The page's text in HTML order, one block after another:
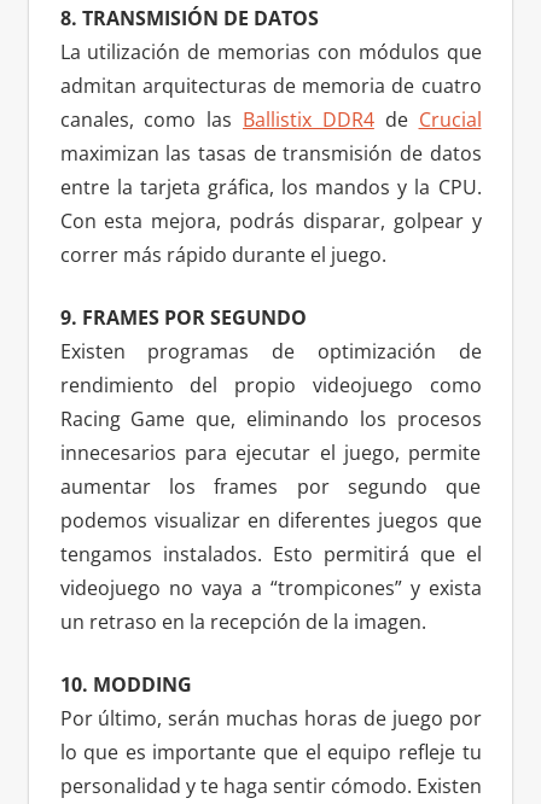
8. TRANSMISIÓN DE DATOS
La utilización de memorias con módulos que
admitan arquitecturas de memoria de cuatro
canales, como las Ballistix DDR4de Crucial
maximizan las tasas de transmisión de datos
entre la tarjeta gráfica, los mandos y la CPU.
Con esta mejora, podrás disparar, golpear y
correr más rápido durante el juego.
9. FRAMES POR SEGUNDO
Existen programas de optimización de
rendimiento del propio videojuego como
Racing Game que, eliminando los procesos
innecesarios para ejecutar el juego, permite
aumentar los frames por segundo que
podemos visualizar en diferentes juegos que
tengamos instalados. Esto permitirá que el
videojuego no vaya a “trompicones” y exista
un retraso en la recepción de la imagen.
10. MODDING
Por último, serán muchas horas de juego por
lo que es importante que el equipo refleje tu
personalidad y te haga sentir cómodo. Existen